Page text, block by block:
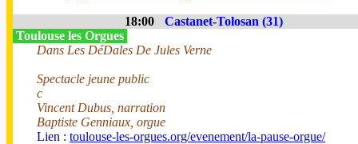
18:00
Castanet-Tolosan (31)
Toulouse les Orgues
Dans Les DéDales De Jules Verne
Spectacle jeune public
c
Vincent Dubus, narration
Baptiste Genniaux, orgue
Lien : toulouse-les-orgues.org/evenement/la-pause-orgue/